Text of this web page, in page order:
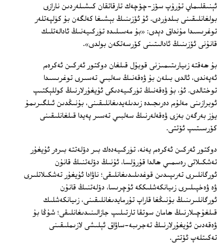
ئېنىقلىماي تۇرۇپ سۆز-چۆچەك تارقاتقان كىشىلەردىن نارازى
بولغانلىقىنى بىلدۈردى. ئۇ ئۆزىنىڭ بېشىغا كەلگەن بۇ كۈلپەتلەر
توغرىسىدا مۇنداق دېدى: «بۇ مەسىلىدە تۈركىيەنىڭ ئادالەتلىك
قانۇنى ئۆزىنىڭ ئادالىتىنى كۆرسەتكەن بولدى».
بۇ ھەقتە زىيارىتىمىزنى قوبۇل قىلغان دوكتور ئەركىن ئەكرەم
ئەپەندى، ئالدى بىلەن بۇ ۋەقەنىڭ سەلبىي تەسىرى توغرىسىدا
توختالدى. ئۇ، بۇ ۋەقەنىڭ تۈركىيەدىكى ئۇيغۇرلارنىڭ كوللېكتىپ
ئوبرازىنى مەلۇم دەرىجىدە زىدىلەيدىغانلىقىنى، بۇنىڭدىن ئىلگىرىمۇ
يۈز بەرگەن بەزى ۋەقەلەرنىڭ سەلبىي تەسىر پەيدا قىلغانلىقىنى
كۆرسىتىپ ئۆتتى.
دوكتور ئەركىن ئەكرەم يەنە، تۈركىيەدەك بىر دۆلەتتە بىرەر ئۇيغۇر
تەشكىلاتى رەسمىي ھالدا قۇرۇلسا، ئۇنىڭ دۆلەتنىڭ قانۇن
ئورگانلىرى تەرىپىدىن قوغدىلىدىغانلىقى؛ ناۋادا ئۇيغۇر تەشكىلاتلىرى
ۋە ۋەخپىلىرى زىيانكەشلىككە ئۇچرىسا، دۆلەتنىڭ قانۇن
ئورگانلىرىنىڭ بۇنىڭغا قاراپ تۇرمايدىغانلىقىنى، زىيانكەشلىك
قىلغۇچىلارنىڭ ھامان سوتقا تارتىلىپ جازالىنىدىغانلىقى؛ شۇڭا بۇ
ۋەقەدىن ئۇيغۇرلارنىڭ تەجرىبە-ساۋاق ئېلىشى لازىملىقىنى
تەكىتلەپ ئۆتتى.